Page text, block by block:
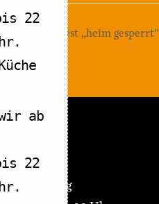
Wagner liest „heim gesperrt“
Ruhetag
22
ab
22